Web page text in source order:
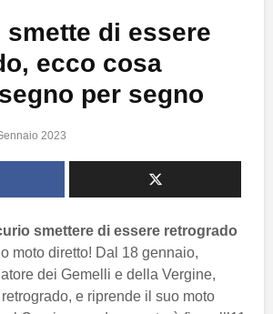
smette di essere
ecco cosa
per segno
2023
smettere di essere retrogrado
moto diretto! Dal 18 gennaio,
dei Gemelli e della Vergine,
e riprende il suo moto